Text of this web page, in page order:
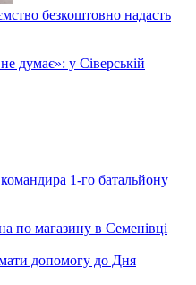
безкоштовно надасть
думає»: у Сіверській
1-го батальйону
по магазину в Семенівці
допомогу до Дня